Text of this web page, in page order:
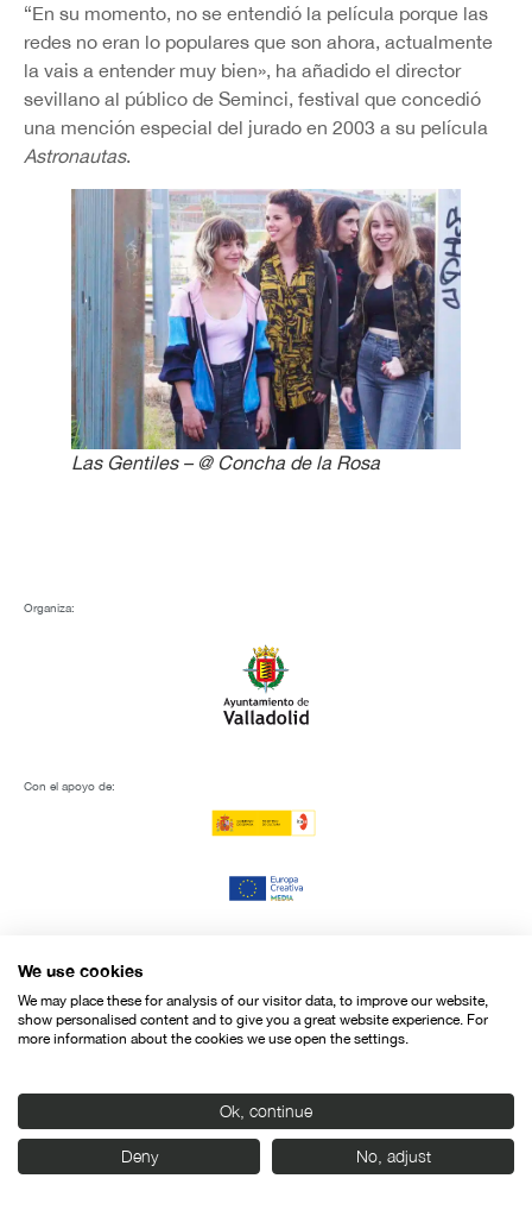
“En su momento, no se entendió la película porque las
redes no eran lo populares que son ahora, actualmente
la vais a entender muy bien», ha añadido el director
sevillano al público de Seminci, festival que concedió
una mención especial del jurado en 2003 a su película
Astronautas.
Las Gentiles – @ Concha de la Rosa
Organiza:
Con el apoyo de:
We use cookies
We may place these for analysis of our visitor data, to improve our website,
show personalised content and to give you a great website experience. For
more information about the cookies we use open the settings.
Ok, continue
Deny No, adjust